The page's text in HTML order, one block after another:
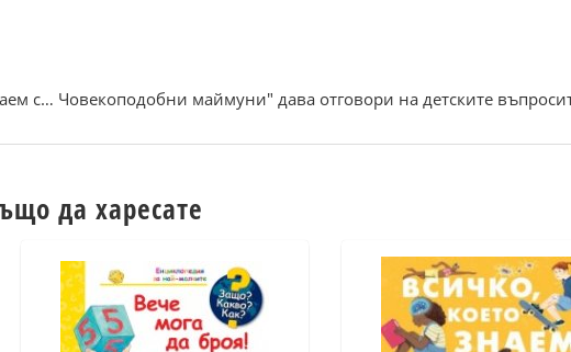
с… Човекоподобни маймуни" дава отговори на детските
да харесате